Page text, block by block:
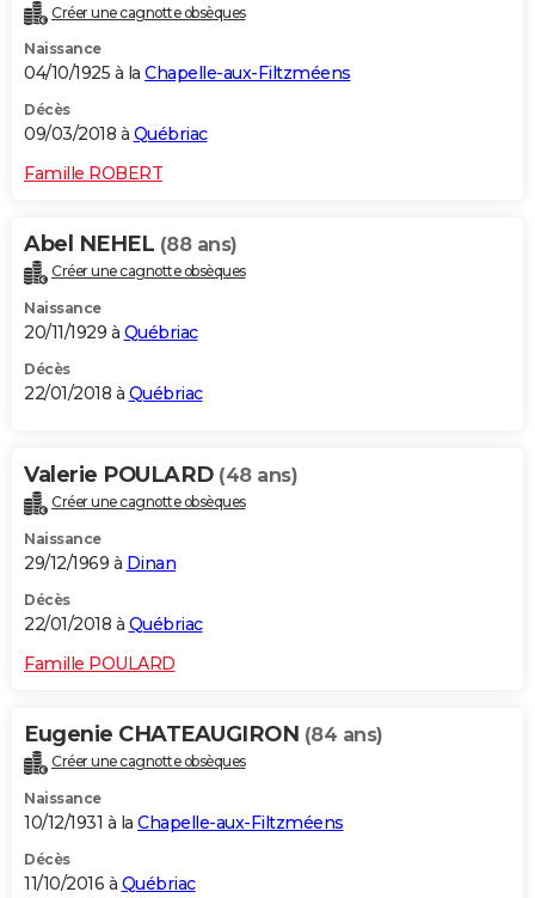
Créer une cagnotte obsèques
Naissance
04/10/1925 à la Chapelle-aux-Filtzméens
Décès
09/03/2018 à Québriac
Famille ROBERT
Abel NEHEL (88 ans)
Créer une cagnotte obsèques
Naissance
20/11/1929 à Québriac
Décès
22/01/2018 à Québriac
Valerie POULARD (48 ans)
Créer une cagnotte obsèques
Naissance
29/12/1969 à Dinan
Décès
22/01/2018 à Québriac
Famille POULARD
Eugenie CHATEAUGIRON (84 ans)
Créer une cagnotte obsèques
Naissance
10/12/1931 à la Chapelle-aux-Filtzméens
Décès
11/10/2016 à Québriac